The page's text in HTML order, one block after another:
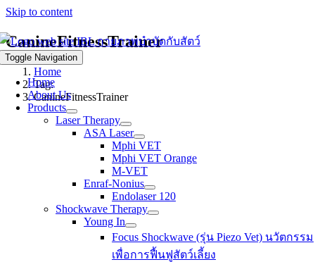
Skip to content
Toggle Navigation
Home
About Us
Products
Laser Therapy
ASA Laser
Mphi VET
Mphi VET Orange
M-VET
Enraf-Nonius
Endolaser 120
Shockwave Therapy
Young In
Focus Shockwave (รุ่น Piezo Vet) นวัตกรรม
เพื่อการฟื้นฟูสัตว์เลี้ยง
CanineFitnessTrainer
Home
Tag:
CanineFitnessTrainer